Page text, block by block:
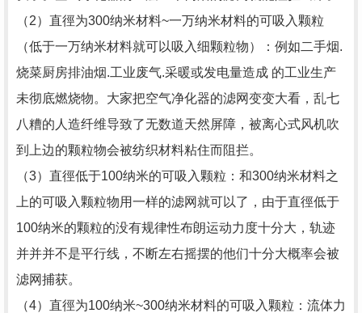
（2）直徑为300纳米材料~一万纳米材料的可吸入颗粒
（低于一万纳米材料就可以吸入细颗粒物）：例如二手烟.
烧菜厨房排油烟.工业废气.采暖或发电量造成 的工业生产
未彻底燃烧物。大家把空气净化器的滤网变变大看，乱七
八糟的人造纤维导致了无数道天然屏障，被离心式风机吹
到上边的颗粒物会被纺织材料粘住而阻拦。
（3）直徑低于100纳米的可吸入颗粒：和300纳米材料之
上的可吸入颗粒物用一样的滤网就可以了，由于直徑低于
100纳米的颗粒的没有规律性布朗运动力度十分大，轨迹
并并并不是平行线，不断左右摇摆的他们十分大概率会被
滤网捕获。
（4）直徑为100纳米~300纳米材料的可吸入颗粒：流体力